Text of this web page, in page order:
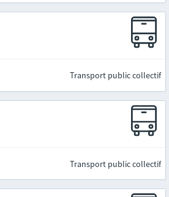
Transport public collectif
Transport public collectif